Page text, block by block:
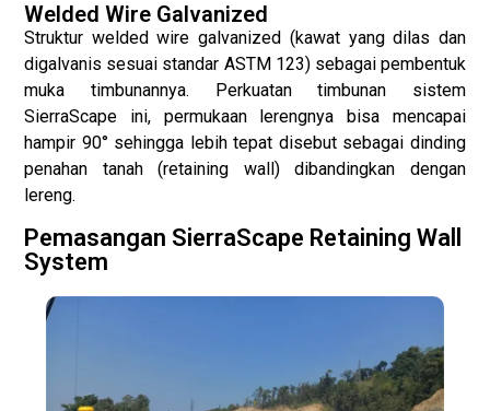
Welded Wire Galvanized
Struktur welded wire galvanized (kawat yang dilas dan
digalvanis sesuai standar ASTM 123) sebagai pembentuk
muka timbunannya. Perkuatan timbunan sistem
SierraScape ini, permukaan lerengnya bisa mencapai
hampir 90° sehingga lebih tepat disebut sebagai dinding
penahan tanah (retaining wall) dibandingkan dengan
lereng.
Pemasangan SierraScape Retaining Wall
System